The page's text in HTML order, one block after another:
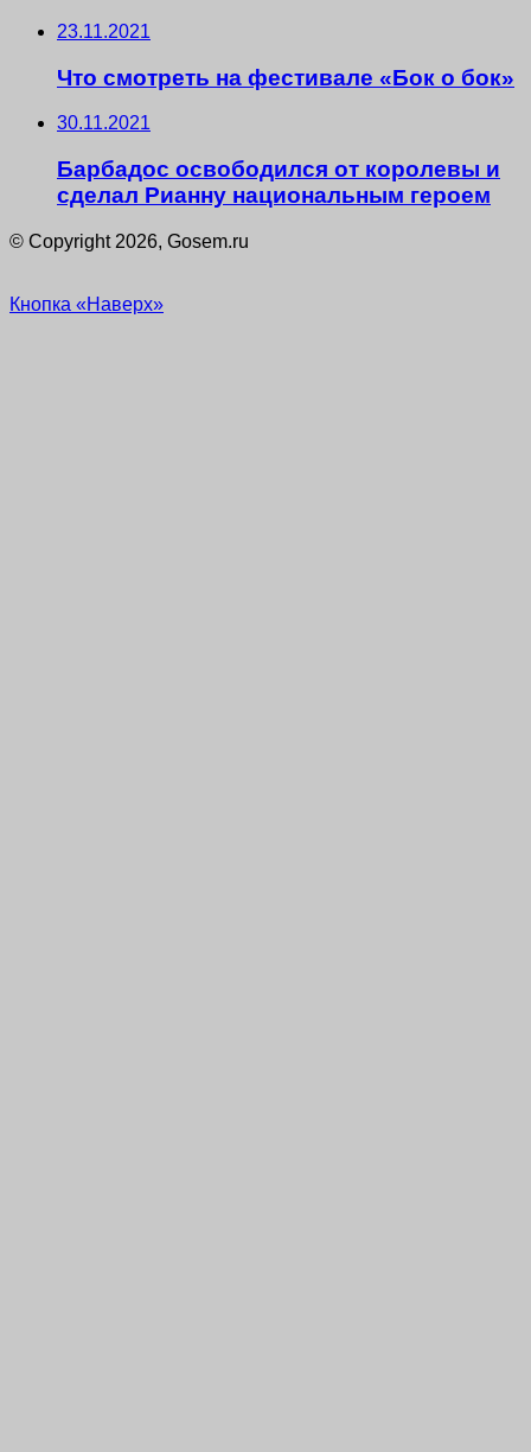
23.11.2021
Что смотреть на фестивале «Бок о бок»
30.11.2021
Барбадос освободился от королевы и
сделал Рианну национальным героем
© Copyright 2026, Gosem.ru
Кнопка «Наверх»